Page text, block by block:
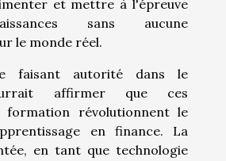
et mettre à l'épreuve
sans aucune
le monde réel.
faisant autorité dans le
affirmer que ces
formation révolutionnent le
en finance. La
en tant que technologie